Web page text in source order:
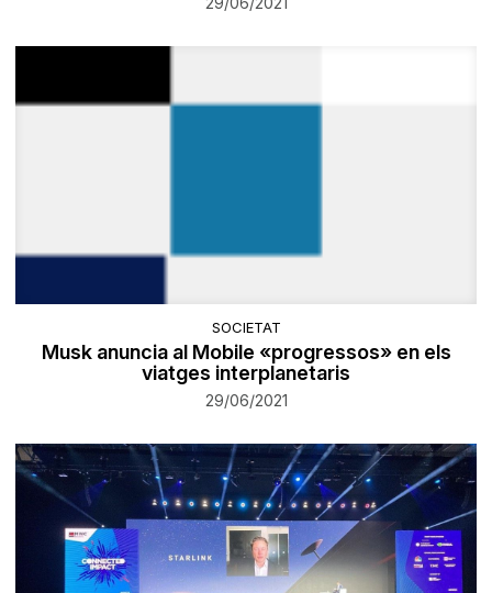
SOCIETAT
Musk anuncia al Mobile «progressos» en els
viatges interplanetaris
29/06/2021